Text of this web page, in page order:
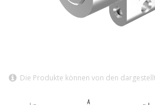
Die Produkte können von den